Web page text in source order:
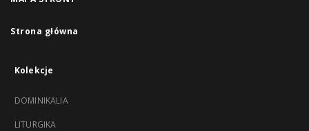
Strona główna
Kolekcje
DOMINIKALIA
LITURGIKA